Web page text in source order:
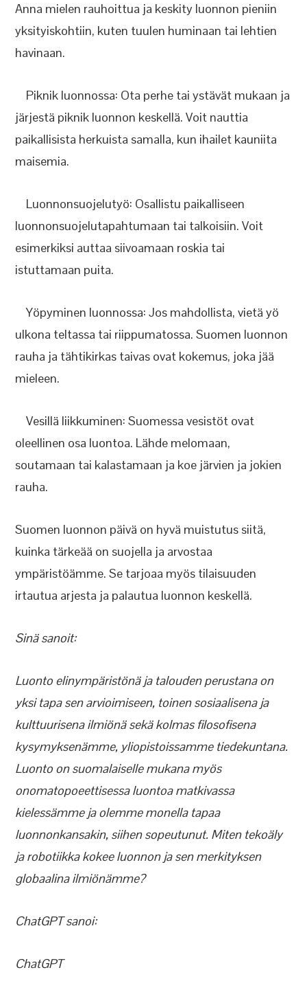
Anna mielen rauhoittua ja keskity luonnon pieniin
yksityiskohtiin, kuten tuulen huminaan tai lehtien
havinaan.
Piknik luonnossa: Ota perhe tai ystävät mukaan ja
järjestä piknik luonnon keskellä. Voit nauttia
paikallisista herkuista samalla, kun ihailet kauniita
maisemia.
Luonnonsuojelutyö: Osallistu paikalliseen
luonnonsuojelutapahtumaan tai talkoisiin. Voit
esimerkiksi auttaa siivoamaan roskia tai
istuttamaan puita.
Yöpyminen luonnossa: Jos mahdollista, vietä yö
ulkona teltassa tai riippumatossa. Suomen luonnon
rauha ja tähtikirkas taivas ovat kokemus, joka jää
mieleen.
Vesillä liikkuminen: Suomessa vesistöt ovat
oleellinen osa luontoa. Lähde melomaan,
soutamaan tai kalastamaan ja koe järvien ja jokien
rauha.
Suomen luonnon päivä on hyvä muistutus siitä,
kuinka tärkeää on suojella ja arvostaa
ympäristöämme. Se tarjoaa myös tilaisuuden
irtautua arjesta ja palautua luonnon keskellä.
Sinä sanoit:
Luonto elinympäristönä ja talouden perustana on
yksi tapa sen arvioimiseen, toinen sosiaalisena ja
kulttuurisena ilmiönä sekä kolmas filosofisena
kysymyksenämme, yliopistoissamme tiedekuntana.
Luonto on suomalaiselle mukana myös
onomatopoeettisessa luontoa matkivassa
kielessämme ja olemme monella tapaa
luonnonkansakin, siihen sopeutunut. Miten tekoäly
ja robotiikka kokee luonnon ja sen merkityksen
globaalina ilmiönämme?
ChatGPT sanoi:
ChatGPT